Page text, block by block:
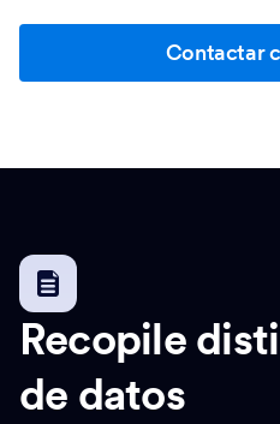
Contactar
Recopile
de datos